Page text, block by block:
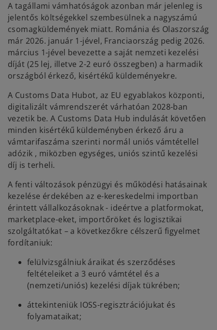
A tagállami vámhatóságok azonban már jelenleg is
jelentős költségekkel szembesülnek a nagyszámú
csomagküldemények miatt. Románia és Olaszország
már 2026. január 1-jével, Franciaország pedig 2026.
március 1-jével bevezette a saját nemzeti kezelési
díját (25 lej, illetve 2-2 euró összegben) a harmadik
országból érkező, kisértékű küldeményekre.
A Customs Data Hubot, az EU egyablakos központi,
digitalizált vámrendszerét várhatóan 2028-ban
vezetik be. A Customs Data Hub indulását követően
minden kisértékű küldeményben érkező áru a
vámtarifaszáma szerinti normál uniós vámtétellel
adózik , miközben egységes, uniós szintű kezelési
díj is terheli.
A fenti változások pénzügyi és működési hatásainak
kezelése érdekében az e-kereskedelmi importban
érintett vállalkozásoknak - ideértve a platformokat,
marketplace-eket, importőröket és logisztikai
szolgáltatókat – a következőkre célszerű figyelmet
fordítaniuk:
felülvizsgálniuk áraikat és szerződéses
feltételeiket a 3 euró vámtétel és a
(nemzeti/uniós) kezelési díjak tükrében;
áttekinteniük IOSS-regisztrációjukat és
folyamataikat;